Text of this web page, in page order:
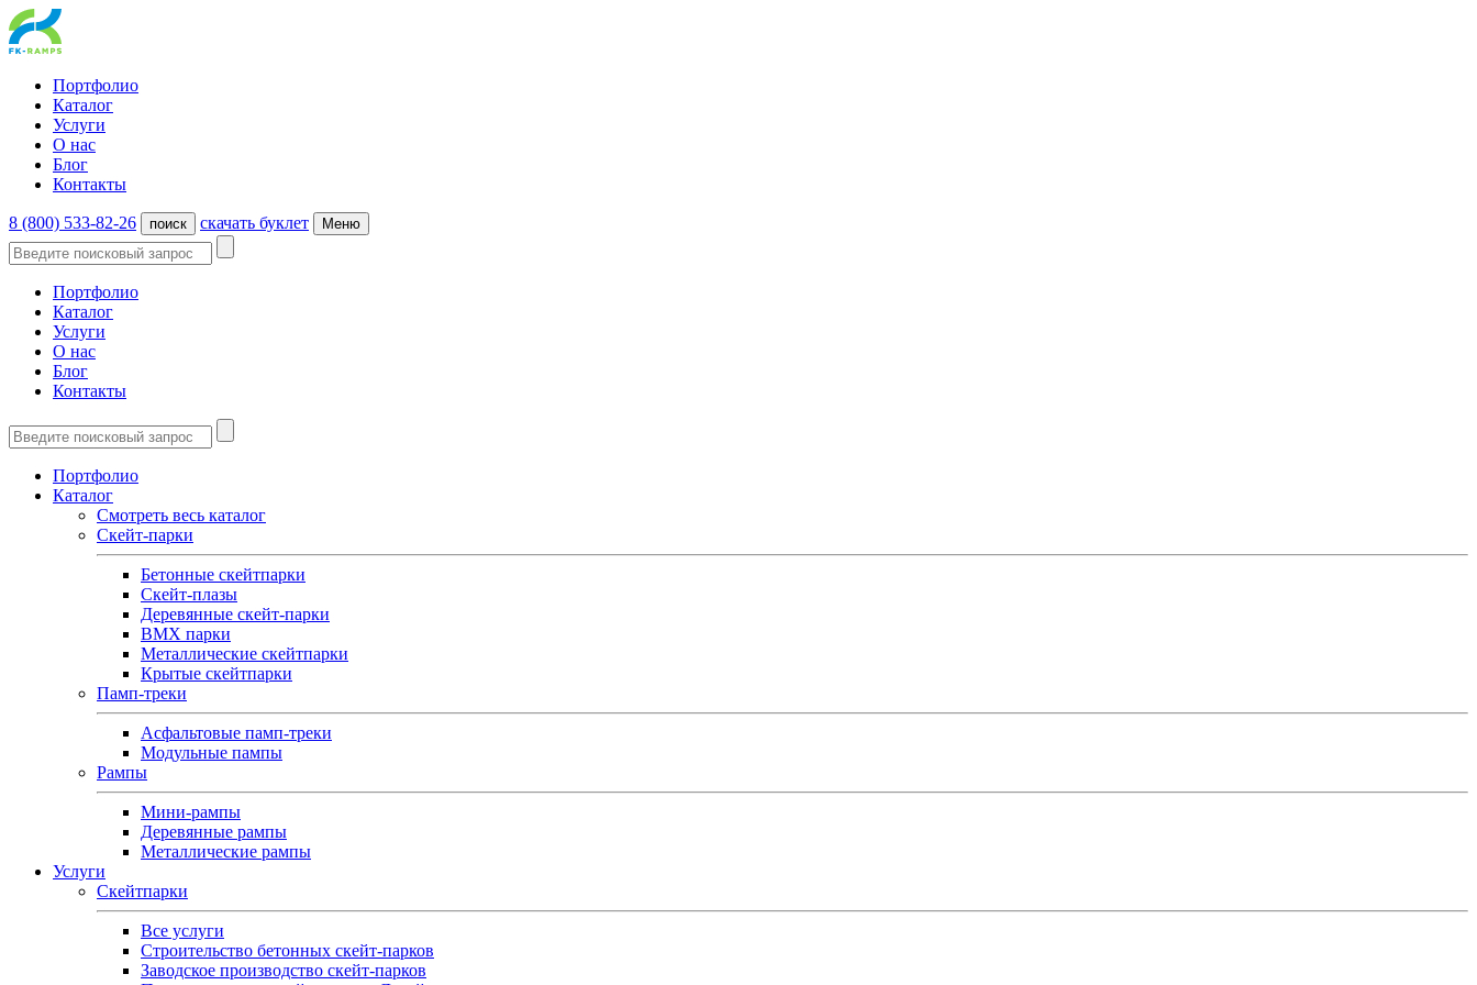
Портфолио
Каталог
Услуги
О нас
Блог
Контакты
8 (800) 533-82-26 поиск cкачать буклет Меню
Портфолио
Каталог
Услуги
О нас
Блог
Контакты
Портфолио
Каталог
Смотреть весь каталог
Скейт-парки
Бетонные скейтпарки
Скейт‑плазы
Деревянные скейт‑парки
BMX парки
Металлические скейтпарки
Крытые скейтпарки
Памп-треки
Асфальтовые памп‑треки
Модульные пампы
Рампы
Мини-рампы
Деревянные рампы
Металлические рампы
Услуги
Скейтпарки
Все услуги
Строительство бетонных скейт-парков
Заводское производство скейт-парков